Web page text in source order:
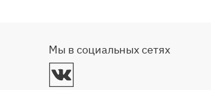
Мы в социальных сетях